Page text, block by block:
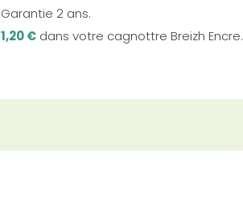
Garantie 2 ans.
1,20 € dans votre cagnottre Breizh Encre.